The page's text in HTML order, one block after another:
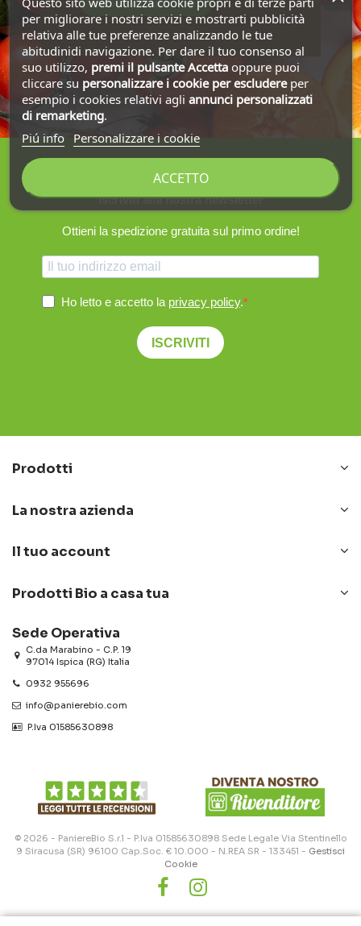
Iscriviti alla nostra newsletter
Ottieni la spedizione gratuita sul primo ordine!
Ho letto e accetto la privacy policy.
ISCRIVITI
Prodotti
La nostra azienda
Il tuo account
Prodotti Bio a casa tua
Sede Operativa
C.da Marabino - C.P. 19
97014 Ispica (RG) Italia
0932 955696
info@panierebio.com
‎‎‎‎‎ P.Iva 01585630898
per migliorare i nostri servizi e mostrarti pubblicità
relativa alle tue preferenze analizzando le tue
abitudinidi navigazione. Per dare il tuo consenso al
suo utilizzo, premi il pulsante Accettaoppure puoi
cliccare su personalizzare i cookie per escludereper
esempio i cookies relativi agli annunci personalizzati
di remarketing.
Piú info
Personalizzare i cookie
ACCETTO
© 2026 - PaniereBio S.r.l - P.Iva 01585630898 Sede Legale Via Stentinello
9 Siracusa (SR) 96100 Cap.Soc. € 10.000 - N.REA SR - 133451 - Gestisci
Cookie